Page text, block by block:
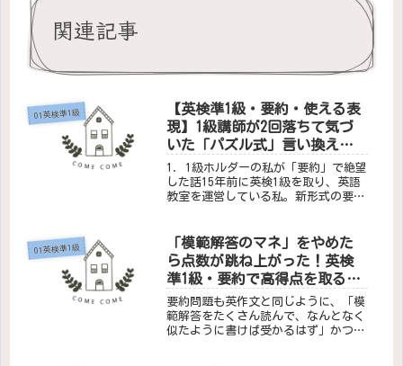
関連記事
01英検準1級
【英検準1級・要約・使える表
現】1級講師が2回落ちて気づ
いた「パズル式」言い換え動
詞15選
1. 1級ホルダーの私が「要約」で絶望
した話15年前に英検1級を取り、英語
教室を運営している私。新形式の要
下。『私、国語力がないのかも』『教
える資格、ないのかな』夜も眠れな
い...
01英検準1級
「模範解答のマネ」をやめた
ら点数が跳ね上がった！英検
準1級・要約で高得点を取るた
めの“逆転の視点”
要約問題も英作文と同じように、「模
範解答をたくさん読んで、なんとなく
似たように書けば受かるはず」かつて